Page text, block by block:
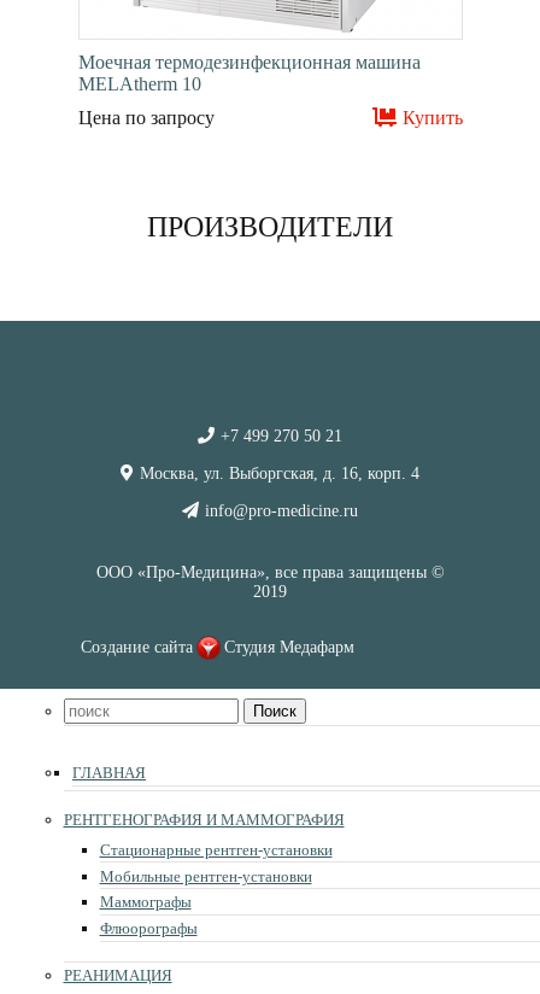
Моечная термодезинфекционная машина
MELAtherm 10
Цена по запросу
Купить
ПРОИЗВОДИТЕЛИ
+7 499 270 50 21
Москва, ул. Выборгская, д. 16, корп. 4
info@pro-medicine.ru
ООО «Про-Медицина», все права защищены ©
2019
Создание сайта Студия Медафарм
Форма поиска
Поиск
ГЛАВНАЯ
РЕНТГЕНОГРАФИЯ И МАММОГРАФИЯ
Стационарные рентген-установки
Мобильные рентген-установки
Маммографы
Флюорографы
РЕАНИМАЦИЯ